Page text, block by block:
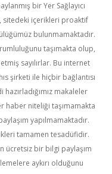
bir Yer Sağlayıcı
sitedeki içerikleri proaktif
bulunmamaktadır.
taşımakta olup,
sayılırlar. Bu internet
şirketi ile hiçbir bağlantısı
makaleler
haber niteliği taşımamakta
yapılmamaktadır.
tamamen tesadüfidir.
ücretsiz bir bilgi paylaşım
aykırı olduğunu